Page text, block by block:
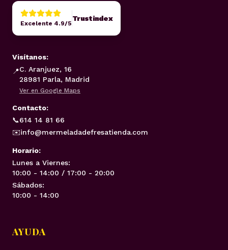
Excelente 4.9/5
Trustindex
Visítanos:
📍C. Aranjuez, 16
28981 Parla, Madrid
Ver en Google Maps
Contacto:
📞614 14 81 66
✉️info@mermeladadefresatienda.com
Horario:
Lunes a Viernes:
10:00 - 14:00 / 17:00 - 20:00
Sábados:
10:00 - 14:00
AYUDA